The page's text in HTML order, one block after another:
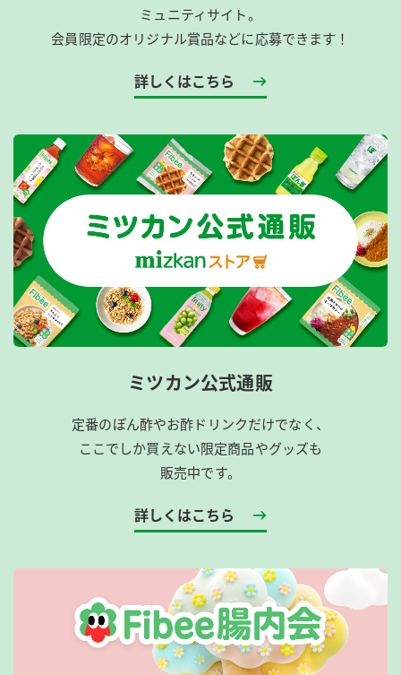
ミュニティサイト。
会員限定のオリジナル賞品などに応募できます！
詳しくはこちら
ミツカン公式通販
定番のぽん酢やお酢ドリンクだけでなく、
ここでしか買えない限定商品やグッズも
販売中です。
詳しくはこちら